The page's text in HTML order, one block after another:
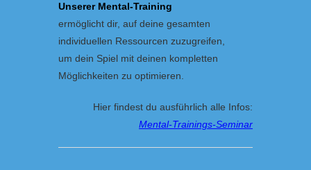
Unserer Mental-Training
ermöglicht dir, auf deine gesamten
individuellen Ressourcen zuzugreifen,
um dein Spiel mit deinen kompletten
Möglichkeiten zu optimieren.
Hier findest du ausführlich alle Infos:
Mental-Trainings-Seminar